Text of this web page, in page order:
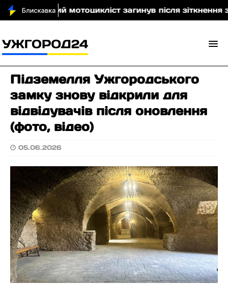
річний мотоцикліст загинув після зіткнення з
Підземелля Ужгородського
замку знову відкрили для
відвідувачів після оновлення
(фото, відео)
05.06.2026